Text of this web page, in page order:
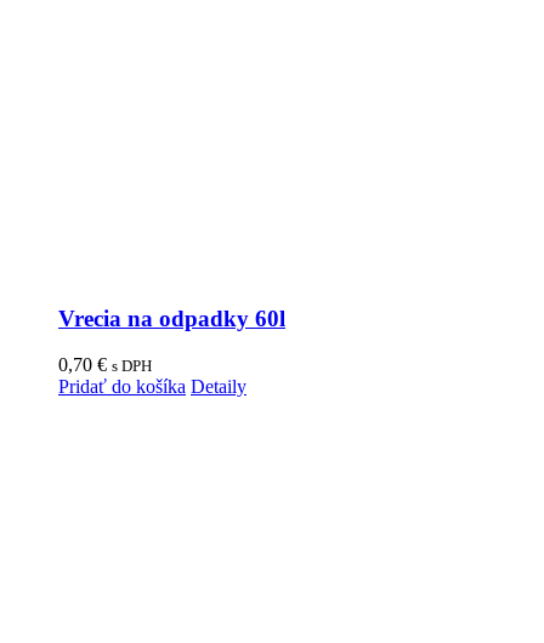
Vrecia na odpadky 60l
0,70 € s DPH
Pridať do košíka Detaily